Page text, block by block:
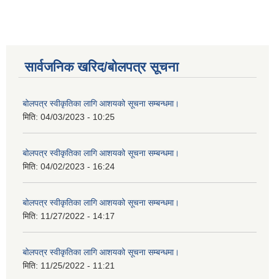
सार्वजनिक खरिद/बोलपत्र सूचना
बोलपत्र स्वीकृतिका लागि आशयको सूचना सम्बन्धमा।
मिति: 04/03/2023 - 10:25
बोलपत्र स्वीकृतिका लागि आशयको सूचना सम्बन्धमा।
मिति: 04/02/2023 - 16:24
बोलपत्र स्वीकृतिका लागि आशयको सूचना सम्बन्धमा।
मिति: 11/27/2022 - 14:17
बोलपत्र स्वीकृतिका लागि आशयको सूचना सम्बन्धमा।
मिति: 11/25/2022 - 11:21